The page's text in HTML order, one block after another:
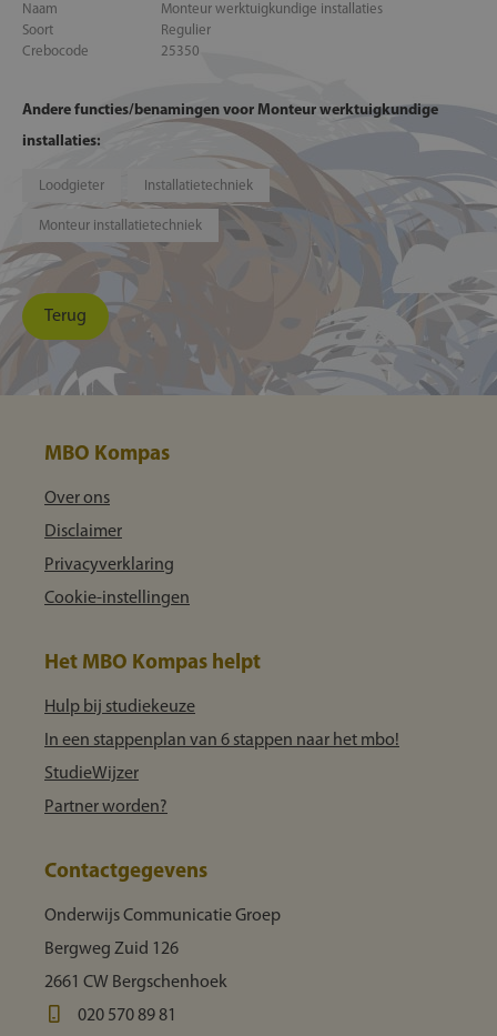
Naam
Monteur werktuigkundige installaties
Soort
Regulier
Crebocode
25350
Andere functies/benamingen voor Monteur werktuigkundige
installaties:
Loodgieter Installatietechniek
Monteur installatietechniek
Terug
MBO Kompas
Over ons
Disclaimer
Privacyverklaring
Cookie-instellingen
Het MBO Kompas helpt
Hulp bij studiekeuze
In een stappenplan van 6 stappen naar het mbo!
StudieWijzer
Partner worden?
Contactgegevens
Onderwijs Communicatie Groep
Bergweg Zuid 126
2661 CW Bergschenhoek
020 570 89 81